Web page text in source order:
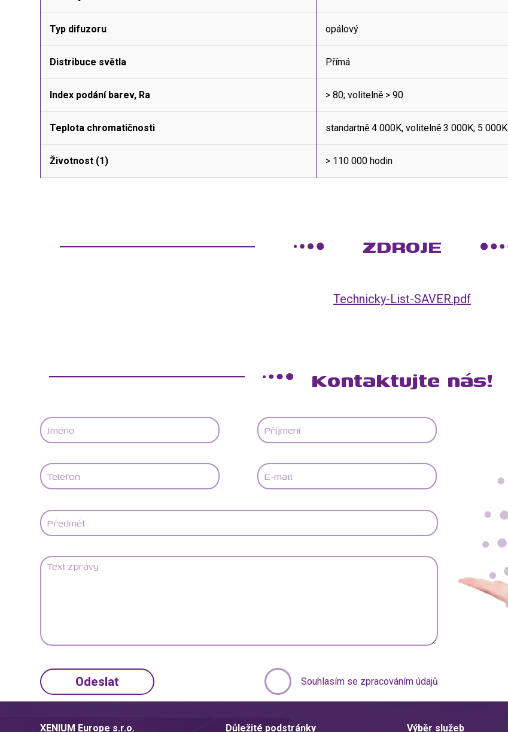
Typ difuzoru opálový
Distribuce světla Přímá
Index podání barev, Ra > 80; volitelně > 90
Teplota chromatičnosti standartně 4 000K, volitelně 3 000K; 5 000K
Životnost (1) > 110 000 hodin
ZDROJE
Technicky-List-SAVER.pdf
Kontaktujte nás!
Souhlasím se zpracováním údajů
XENIUM Europe s.r.o. Důležité podstránky Výběr služeb